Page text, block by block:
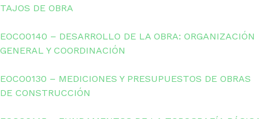
TAJOS DE OBRA
EOCO0140 – DESARROLLO DE LA OBRA: ORGANIZACIÓN
GENERAL Y COORDINACIÓN
EOCO0130 – MEDICIONES Y PRESUPUESTOS DE OBRAS
DE CONSTRUCCIÓN